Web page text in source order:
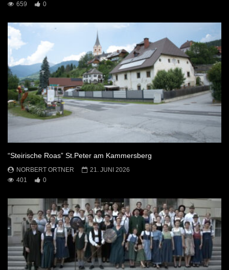
659
0
“Steirische Roas” St.Peter am Kammersberg
NORBERT ORTNER
21. JUNI 2026
401
0